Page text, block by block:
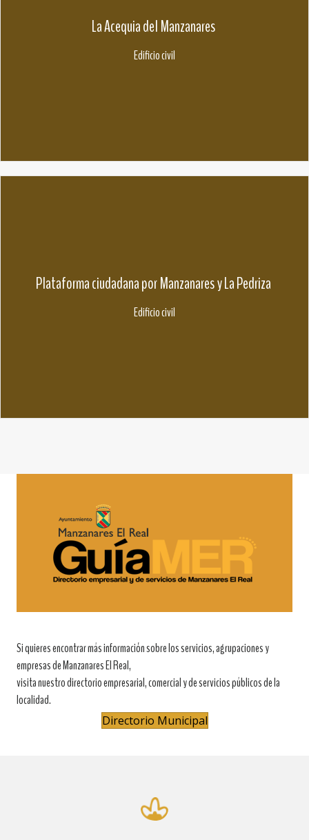
La Acequia del Manzanares
Edificio civil
Plataforma ciudadana por Manzanares y La Pedriza
Edificio civil
Si quieres encontrar más información sobre los servicios, agrupaciones y
empresas de Manzanares El Real,
visita nuestro directorio empresarial, comercial y de servicios públicos de la
localidad.
Directorio Municipal